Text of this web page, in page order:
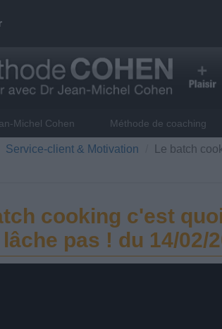
Michel Cohen Méthode de coaching
Service-client & Motivation Le batch
cooking c'est
pas ! du 14/02/